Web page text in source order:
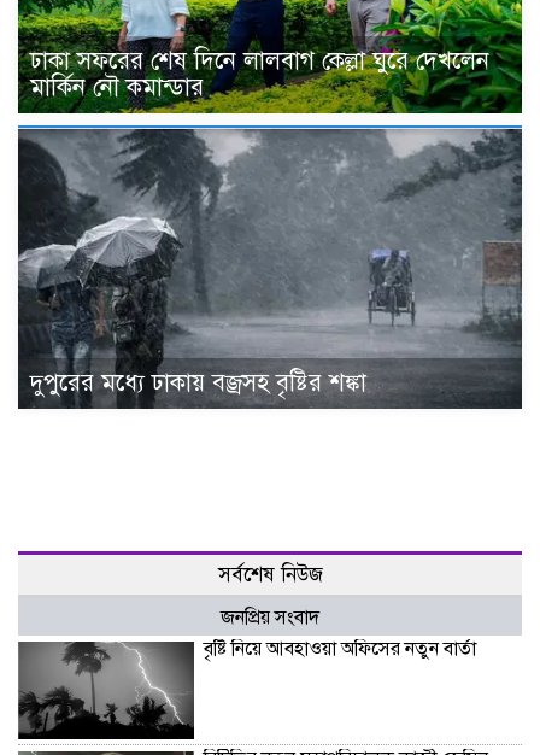
ঢাকা সফরের শেষ দিনে লালবাগ কেল্লা ঘুরে দেখলেন
মার্কিন নৌ কমান্ডার
দুপুরের মধ্যে ঢাকায় বজ্রসহ বৃষ্টির শঙ্কা
সর্বশেষ নিউজ
জনপ্রিয় সংবাদ
বৃষ্টি নিয়ে আবহাওয়া অফিসের নতুন বার্তা